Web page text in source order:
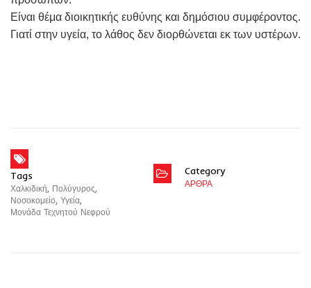
Είναι θέμα διοικητικής ευθύνης και δημόσιου συμφέροντος.
Γιατί στην υγεία, το λάθος δεν διορθώνεται εκ των υστέρων.
Tags
Χαλκιδική, Πολύγυρος,
Νοσοκομείο, Υγεία,
Μονάδα Τεχνητού Νεφρού
Category
ΑΡΘΡΑ